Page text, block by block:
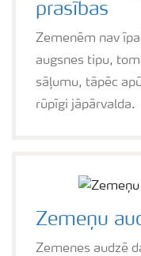
prasības
Zemenēm nav
augsnes tipu,
sāļumu, tāpēc
rūpīgi jāpārvalda.
Zemeņu
Zemenes audzē